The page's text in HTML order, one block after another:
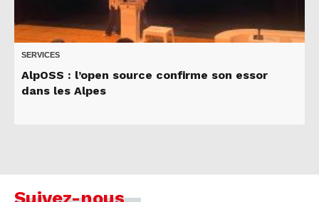
SERVICES
AlpOSS : l’open source confirme son essor
dans les Alpes